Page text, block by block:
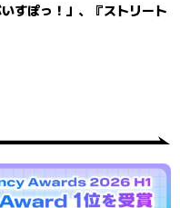
ぽっ！」、『ストリート